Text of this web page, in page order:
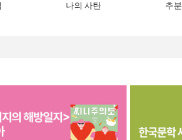
나의 사탄 추분